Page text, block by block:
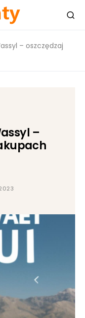
– oszczędzaj
–